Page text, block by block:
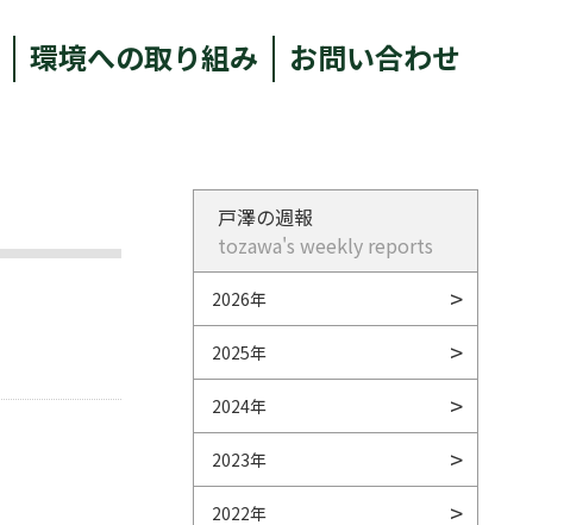
環境への取り組み お問い合わせ
戸澤の週報
tozawa's weekly reports
2026年
2025年
2024年
2023年
2022年